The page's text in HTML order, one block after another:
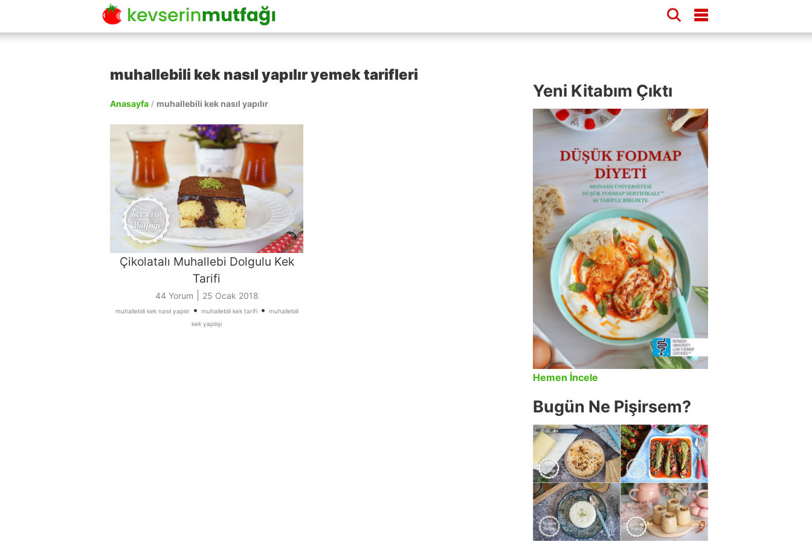
muhallebili kek nasıl yapılır yemek tarifleri
Anasayfa / muhallebili kek nasıl yapılır
Çikolatalı Muhallebi Dolgulu Kek
Tarifi
44 Yorum 25 Ocak 2018
muhallebili kek nasıl yapılır• muhallebili kek tarifi• muhallebili
kek yapılışı
Yeni Kitabım Çıktı
Hemen İncele
Bugün Ne Pişirsem?